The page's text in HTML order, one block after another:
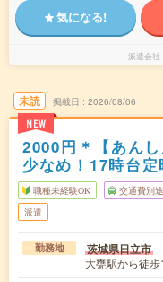
気になる!
派遣会社
未読
NEW
掲載日 2026/08/06
2000円＊【あん
少なめ！17時台定
職種未経験OK 交通費別
派遣
勤務地 茨城県日立市
大甕駅から徒